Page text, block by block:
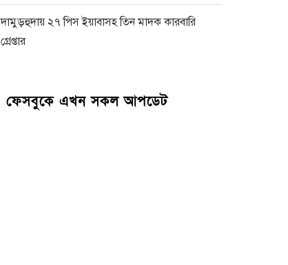
দামুড়হুদায় ২৭ পিস ইয়াবাসহ তিন মাদক কারবারি
গ্রেপ্তার
ফেসবুকে এখন সকল আপডেট